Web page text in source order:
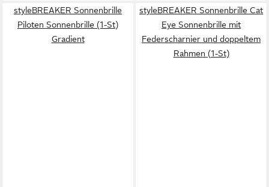
styleBREAKER Sonnenbrille
Piloten Sonnenbrille (1-St)
Gradient
styleBREAKER Sonnenbrille Cat
Eye Sonnenbrille mit
Federscharnier und doppeltem
Rahmen (1-St)